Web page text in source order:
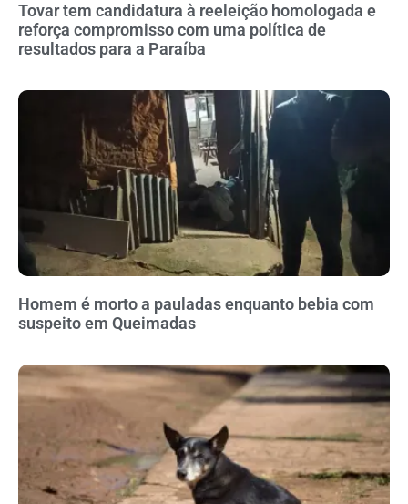
Tovar tem candidatura à reeleição homologada e
reforça compromisso com uma política de
resultados para a Paraíba
Homem é morto a pauladas enquanto bebia com
suspeito em Queimadas